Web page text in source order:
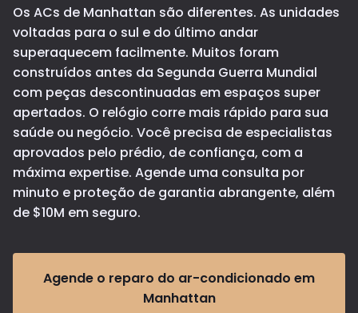
Os ACs de Manhattan são diferentes. As unidades
voltadas para o sul e do último andar
superaquecem facilmente. Muitos foram
construídos antes da Segunda Guerra Mundial
com peças descontinuadas em espaços super
apertados. O relógio corre mais rápido para sua
saúde ou negócio. Você precisa de especialistas
aprovados pelo prédio, de confiança, com a
máxima expertise. Agende uma consulta por
minuto e proteção de garantia abrangente, além
de $10M em seguro.
Agende o reparo do ar-condicionado em
Manhattan